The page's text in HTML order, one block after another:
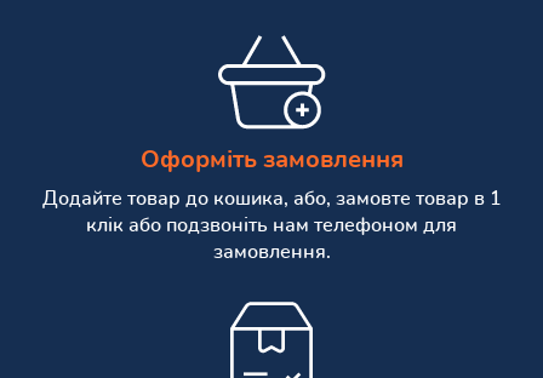
Оформіть замовлення
Додайте товар до кошика, або, замовте товар в 1
клік або подзвоніть нам телефоном для
замовлення.